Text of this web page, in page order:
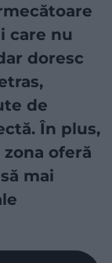
care nu
doresc
de
În plus,
oferă
mai